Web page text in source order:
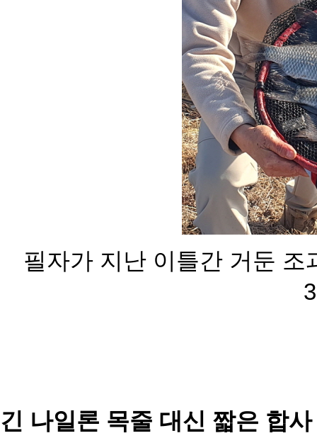
필자가 지난 이틀간 거둔
긴 나일론 목줄 대신 짧은 합